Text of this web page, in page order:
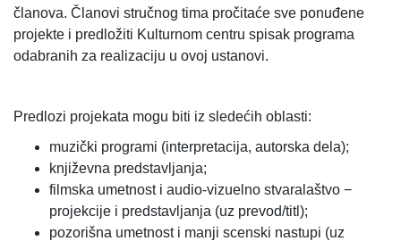
članova. Članovi stručnog tima pročitaće sve ponuđene
projekte i predložiti Kulturnom centru spisak programa
odabranih za realizaciju u ovoj ustanovi.
Predlozi projekata mogu biti iz sledećih oblasti:
muzički programi (interpretacija, autorska dela);
književna predstavljanja;
filmska umetnost i audio-vizuelno stvaralaštvo −
projekcije i predstavljanja (uz prevod/titl);
pozorišna umetnost i manji scenski nastupi (uz